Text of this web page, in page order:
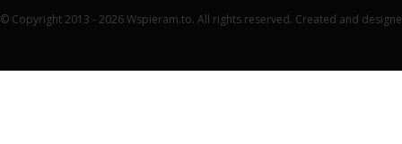
© Copyright 2013 - 2026 Wspieram.to. All rights reserved. Created and